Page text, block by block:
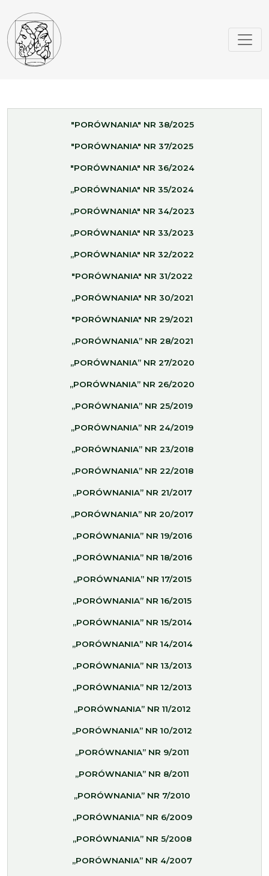
"PORÓWNANIA" NR 38/2025
"PORÓWNANIA" NR 37/2025
"PORÓWNANIA" NR 36/2024
„PORÓWNANIA" NR 35/2024
„PORÓWNANIA" NR 34/2023
„PORÓWNANIA" NR 33/2023
„PORÓWNANIA" NR 32/2022
"PORÓWNANIA" NR 31/2022
„PORÓWNANIA" NR 30/2021
"PORÓWNANIA" NR 29/2021
„PORÓWNANIA” NR 28/2021
„PORÓWNANIA” NR 27/2020
„PORÓWNANIA” NR 26/2020
„PORÓWNANIA” NR 25/2019
„PORÓWNANIA” NR 24/2019
„PORÓWNANIA” NR 23/2018
„PORÓWNANIA” NR 22/2018
„PORÓWNANIA” NR 21/2017
„PORÓWNANIA” NR 20/2017
„PORÓWNANIA” NR 19/2016
„PORÓWNANIA” NR 18/2016
„PORÓWNANIA” NR 17/2015
„PORÓWNANIA” NR 16/2015
„PORÓWNANIA” NR 15/2014
„PORÓWNANIA” NR 14/2014
„PORÓWNANIA” NR 13/2013
„PORÓWNANIA” NR 12/2013
„PORÓWNANIA” NR 11/2012
„PORÓWNANIA” NR 10/2012
„PORÓWNANIA” NR 9/2011
„PORÓWNANIA” NR 8/2011
„PORÓWNANIA” NR 7/2010
„PORÓWNANIA” NR 6/2009
„PORÓWNANIA” NR 5/2008
„PORÓWNANIA” NR 4/2007